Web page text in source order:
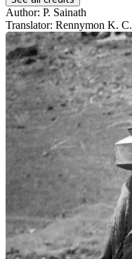
Author: P. Sainath
Translator: Rennymon K. C.